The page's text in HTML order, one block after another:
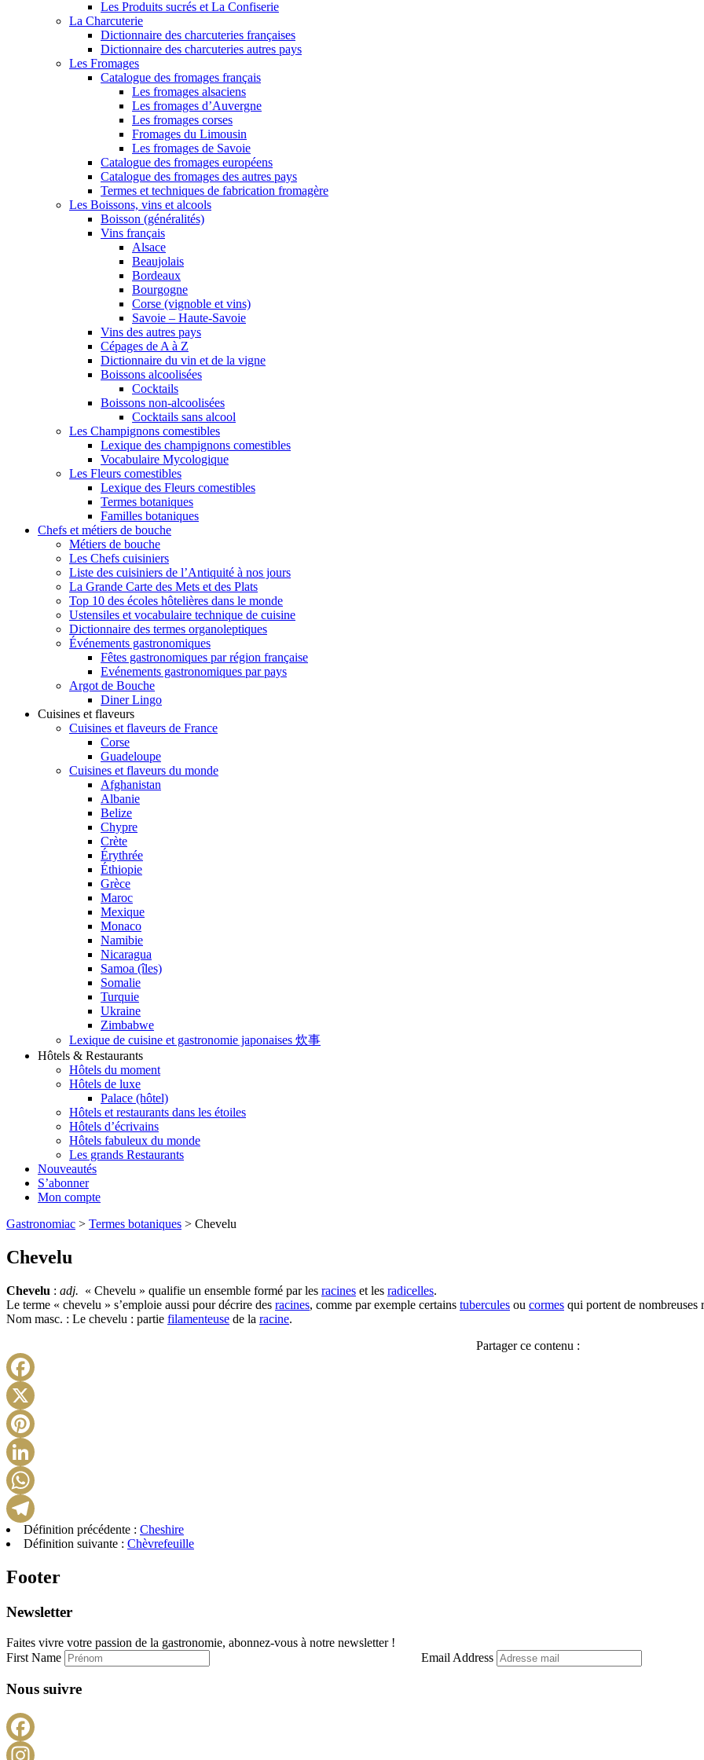
Les Produits sucrés et La Confiserie
La Charcuterie
Dictionnaire des charcuteries françaises
Dictionnaire des charcuteries autres pays
Les Fromages
Catalogue des fromages français
Les fromages alsaciens
Les fromages d’Auvergne
Les fromages corses
Fromages du Limousin
Les fromages de Savoie
Catalogue des fromages européens
Catalogue des fromages des autres pays
Termes et techniques de fabrication fromagère
Les Boissons, vins et alcools
Boisson (généralités)
Vins français
Alsace
Beaujolais
Bordeaux
Bourgogne
Corse (vignoble et vins)
Savoie – Haute-Savoie
Vins des autres pays
Cépages de A à Z
Dictionnaire du vin et de la vigne
Boissons alcoolisées
Cocktails
Boissons non-alcoolisées
Cocktails sans alcool
Les Champignons comestibles
Lexique des champignons comestibles
Vocabulaire Mycologique
Les Fleurs comestibles
Lexique des Fleurs comestibles
Termes botaniques
Familles botaniques
Chefs et métiers de bouche
Métiers de bouche
Les Chefs cuisiniers
Liste des cuisiniers de l’Antiquité à nos jours
La Grande Carte des Mets et des Plats
Top 10 des écoles hôtelières dans le monde
Ustensiles et vocabulaire technique de cuisine
Dictionnaire des termes organoleptiques
Événements gastronomiques
Fêtes gastronomiques par région française
Evénements gastronomiques par pays
Argot de Bouche
Diner Lingo
Cuisines et flaveurs
Cuisines et flaveurs de France
Corse
Guadeloupe
Cuisines et flaveurs du monde
Afghanistan
Albanie
Belize
Chypre
Crète
Érythrée
Éthiopie
Grèce
Maroc
Mexique
Monaco
Namibie
Nicaragua
Samoa (îles)
Somalie
Turquie
Ukraine
Zimbabwe
Lexique de cuisine et gastronomie japonaises 炊事
Hôtels & Restaurants
Hôtels du moment
Hôtels de luxe
Palace (hôtel)
Hôtels et restaurants dans les étoiles
Hôtels d’écrivains
Hôtels fabuleux du monde
Les grands Restaurants
Nouveautés
S’abonner
Mon compte
Gastronomiac > Termes botaniques > Chevelu
Chevelu
Chevelu : adj. « Chevelu » qualifie un ensemble formé par les racines et les radicelles.
Le terme « chevelu » s’emploie aussi pour décrire des racines, comme par exemple certains tubercules ou cormes qui portent de nombreuses
Nom masc. : Le chevelu : partie filamenteuse de la racine.
Partager ce contenu :
Définition précédente : Cheshire
Définition suivante : Chèvrefeuille
Footer
Newsletter
Faites vivre votre passion de la gastronomie, abonnez-vous à notre newsletter !
First Name
Email Address
Nous suivre